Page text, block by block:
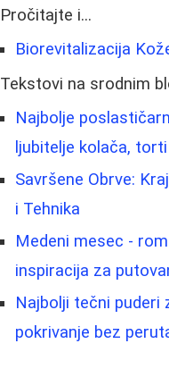
Pročitajte i...
Biorevitalizacija
Tekstovi na srodnim
Najbolje
ljubitelje kolača,
Savršene Obrve:
i Tehnika
Medeni mesec -
inspiracija za
Najbolji tečni puderi
pokrivanje bez